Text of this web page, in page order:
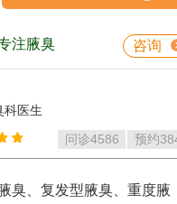
注腋臭 咨询
科医生
问诊4586 预约
臭、复发型腋臭、重度腋